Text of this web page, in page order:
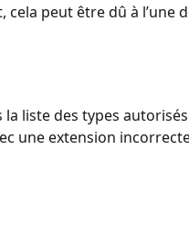
peut être dû à l’une
la liste des types
une extension